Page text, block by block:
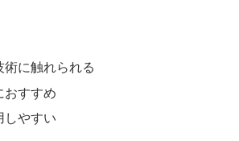
に触れられる
おすすめ
しやすい